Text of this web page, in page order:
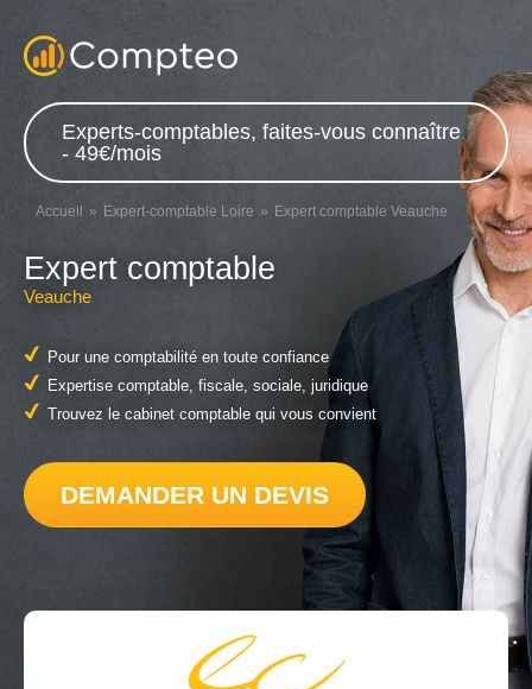
Experts-comptables, faites-vous connaître
- 49€/mois
Accueil Expert-comptable Loire Expert comptable Veauche
Expert comptable
Veauche
Pour une comptabilité en toute confiance
Expertise comptable, fiscale, sociale, juridique
Trouvez le cabinet comptable qui vous convient
DEMANDER UN DEVIS